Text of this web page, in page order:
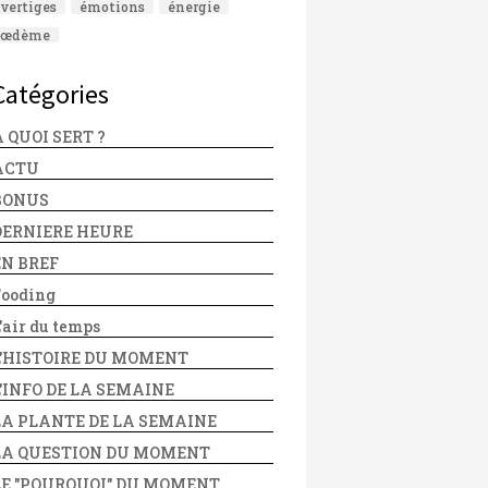
vertiges émotions
énergie
œdème
QUOI SERT ?
HEURE
BREF
du temps
DU MOMENT
DE LA SEMAINE
PLANTE DE LA SEMAINE
QUESTION DU MOMENT